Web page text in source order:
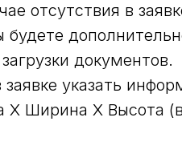
отсутствия в
будете
документов.
указать
Х Ширина Х Высота